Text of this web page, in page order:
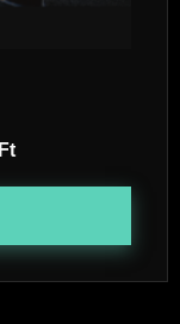
Ft